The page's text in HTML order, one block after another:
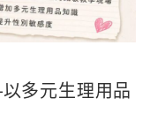
多元生理用品